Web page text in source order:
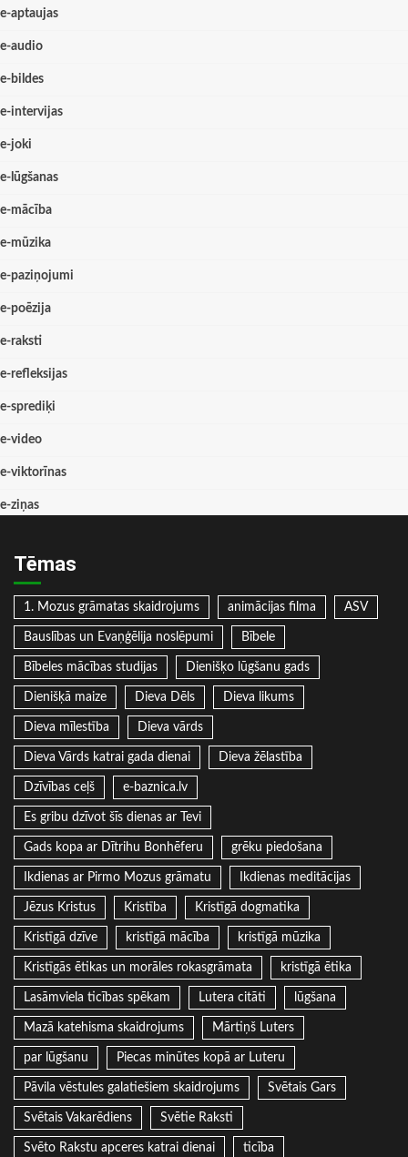
e-aptaujas
e-audio
e-bildes
e-intervijas
e-joki
e-lūgšanas
e-mācība
e-mūzika
e-paziņojumi
e-poēzija
e-raksti
e-refleksijas
e-sprediķi
e-video
e-viktorīnas
e-ziņas
Tēmas
1. Mozus grāmatas skaidrojums animācijas filma ASV
Bauslības un Evaņģēlija noslēpumi Bībele
Bībeles mācības studijas Dienišķo lūgšanu gads
Dienišķā maize Dieva Dēls Dieva likums
Dieva mīlestība Dieva vārds
Dieva Vārds katrai gada dienai Dieva žēlastība
Dzīvības ceļš e-baznica.lv
Es gribu dzīvot šīs dienas ar Tevi
Gads kopa ar Dītrihu Bonhēferu grēku piedošana
Ikdienas ar Pirmo Mozus grāmatu Ikdienas meditācijas
Jēzus Kristus Kristība Kristīgā dogmatika
Kristīgā dzīve kristīgā mācība kristīgā mūzika
Kristīgās ētikas un morāles rokasgrāmata kristīgā ētika
Lasāmviela ticības spēkam Lutera citāti lūgšana
Mazā katehisma skaidrojums Mārtiņš Luters
par lūgšanu Piecas minūtes kopā ar Luteru
Pāvila vēstules galatiešiem skaidrojums Svētais Gars
Svētais Vakarēdiens Svētie Raksti
Svēto Rakstu apceres katrai dienai ticība